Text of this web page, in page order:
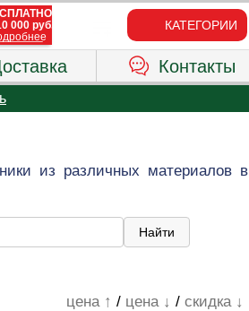
КАТЕГОРИИ
Контакты
из различных материалов в
цена ↑ / цена ↓ /скидка ↓